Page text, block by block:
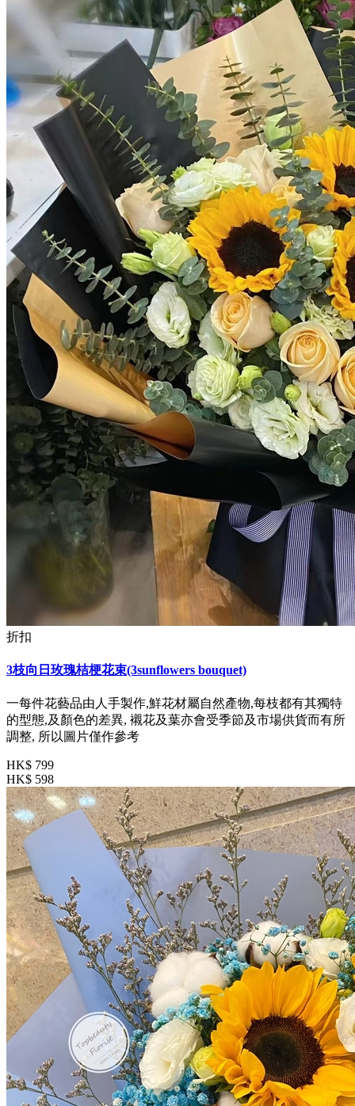
折扣
3枝向日玫瑰桔梗花束(3sunflowers bouquet)
一每件花藝品由人手製作,鮮花材屬自然產物,每枝都有其獨特
的型態,及顏色的差異, 襯花及葉亦會受季節及市場供貨而有所
調整, 所以圖片僅作參考
HK$ 799
HK$ 598